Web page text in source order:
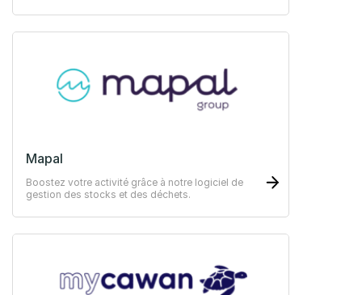
Mapal
Boostez votre activité grâce à notre logiciel de
gestion des stocks et des déchets.